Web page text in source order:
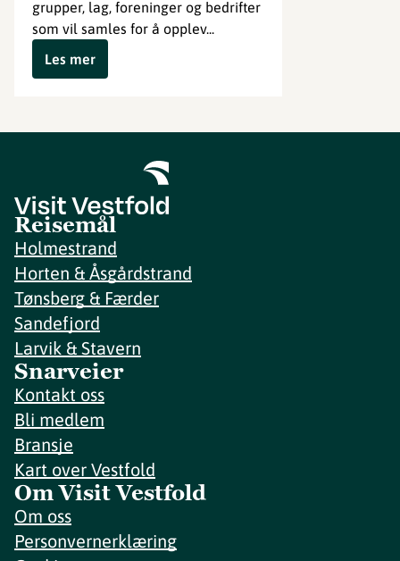
grupper, lag, foreninger og bedrifter
som vil samles for å opplev...
Les mer
Reisemål
Holmestrand
Horten & Åsgårdstrand
Tønsberg & Færder
Sandefjord
Larvik & Stavern
Snarveier
Kontakt oss
Bli medlem
Bransje
Kart over Vestfold
Om Visit Vestfold
Om oss
Personvernerklæring